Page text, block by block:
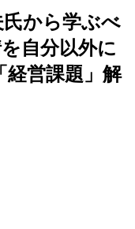
から学ぶべ
自分以外に
営課題」解